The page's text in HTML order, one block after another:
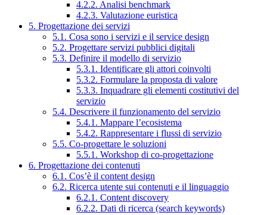
4.2.2. Analisi benchmark
4.2.3. Valutazione euristica
5. Progettazione dei servizi
5.1. Cosa sono i servizi e il service design
5.2. Progettare servizi pubblici digitali
5.3. Definire il modello di servizio
5.3.1. Identificare gli attori coinvolti
5.3.2. Formulare la proposta di valore
5.3.3. Inquadrare gli elementi costitutivi del
servizio
5.4. Descrivere il funzionamento del servizio
5.4.1. Mappare l’ecosistema
5.4.2. Rappresentare i flussi di servizio
5.5. Co-progettare le soluzioni
5.5.1. Workshop di co-progettazione
6. Progettazione dei contenuti
6.1. Cos’è il content design
6.2. Ricerca utente sui contenuti e il linguaggio
6.2.1. Content discovery
6.2.2. Dati di ricerca (search keywords)